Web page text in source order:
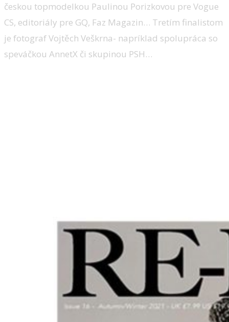
českou topmodelkou Paulinou Porizkovou pre Vogue
CS, editoriály pre GQ, Faz Magazin… Tretím finalistom
je fotograf Vojtěch Veškrna- napríklad spolupráca so
speváčkou AnnetX či skupinou PSH…